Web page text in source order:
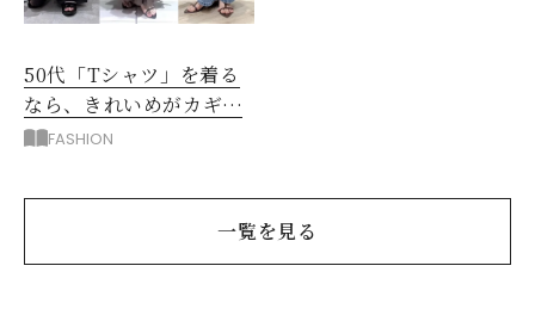
50代「Tシャツ」を着る
なら、きれいめがカギ！
部屋着に見えないコツ
FASHION
一覧を見る